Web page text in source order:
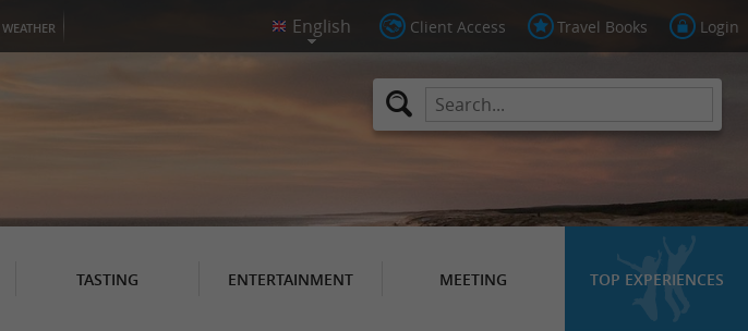
WEATHER Client Access Travel Books Login
TASTING ENTERTAINMENT MEETING TOP EXPERIENCES